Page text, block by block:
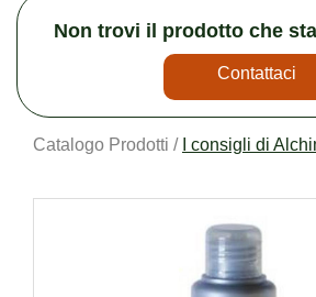
Non trovi il prodotto che
Contattaci
Catalogo Prodotti / I consigli di